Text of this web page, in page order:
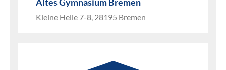
Kleine Helle 7-8, 28195 Bremen